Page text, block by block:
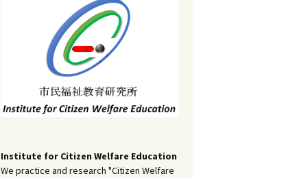
アーカイブ（４）
記事（151）～
アーカイブ（５）
記事（201）～
アーカイブ（３）
調査報告
アーカイブ（４）
実践報告
アーカイブ（５）
コラム
Institute for Citizen Welfare Education
We practice and research "Citizen Welfare